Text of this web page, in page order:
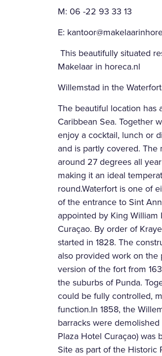
M: 06 -22 93 33 13
E:
This beautifully situated
Makelaar in horeca.nl
Willemstad in the
The beautiful location has
Caribbean Sea. Together
enjoy a cocktail, lunch or
and is partly covered.
around 27 degrees all
making it an ideal
round.Waterfort is one of
of the entrance to Sint
appointed by King
Curaçao. By order of
started in 1828. The
also provided work on the
version of the fort from
the suburbs of Punda.
could be fully controlled,
function.In 1858, the
barracks were
Plaza Hotel Curaçao) was
Site as part of the Historic